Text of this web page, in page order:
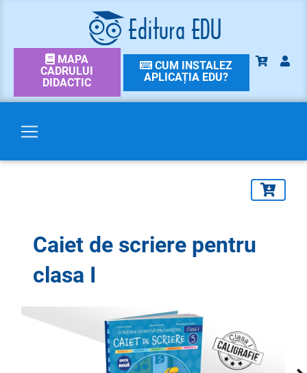
MAPA
CADRULUI
DIDACTIC
CUM INSTALEZ
APLICAȚIA EDU?
Caiet de scriere pentru
clasa I